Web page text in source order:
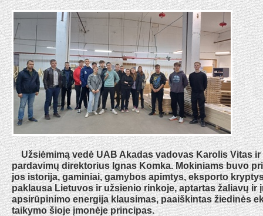
Užsiėmimą vedė UAB Akadas vadovas Karolis Vitas ir
pardavimų direktorius Ignas Komka. Mokiniams buvo
jos istorija, gaminiai, gamybos apimtys, eksporto
paklausa Lietuvos ir užsienio rinkoje, aptartas žaliavų ir
apsirūpinimo energija klausimas, paaiškintas žiedinės
taikymo šioje įmonėje principas.